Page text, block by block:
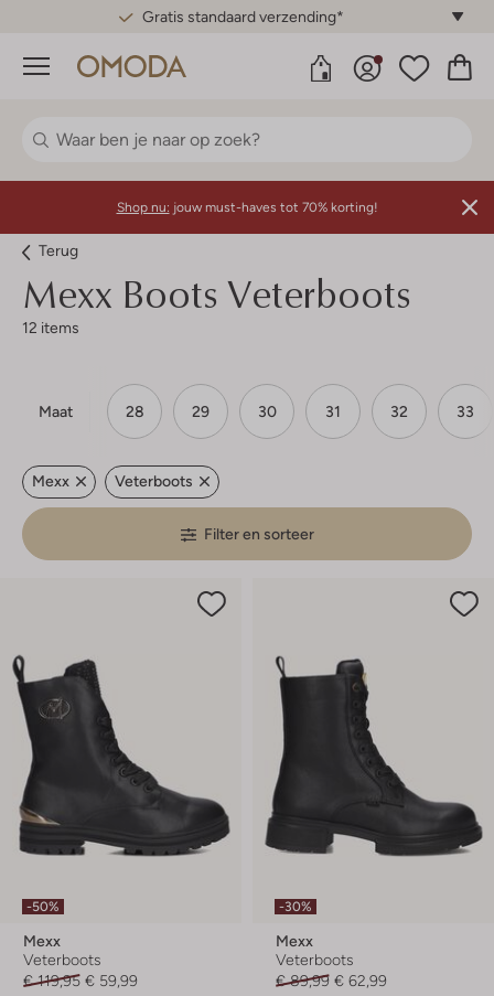
Gratis standaard verzending*
Menu
Shop nu: jouw must-haves tot 70% korting!
Terug
Mexx Boots Veterboots
12 items
Maat 28 29 30 31 32 33
Mexx Veterboots
Filter en sorteer
-50%
Mexx
Veterboots
€ 119,95 € 59,99
-30%
Mexx
Veterboots
€ 89,99 € 62,99